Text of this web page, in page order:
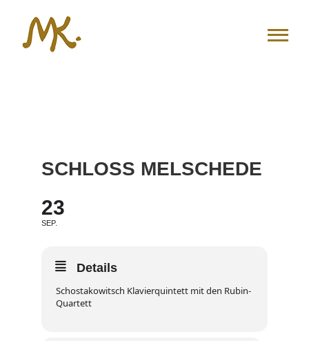
springen
SCHLOSS MELSCHEDE
23
SEP.
Details
Schostakowitsch Klavierquintett mit den Rubin-
Quartett